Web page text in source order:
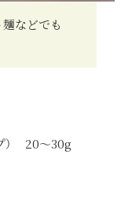
などでも
20〜30g